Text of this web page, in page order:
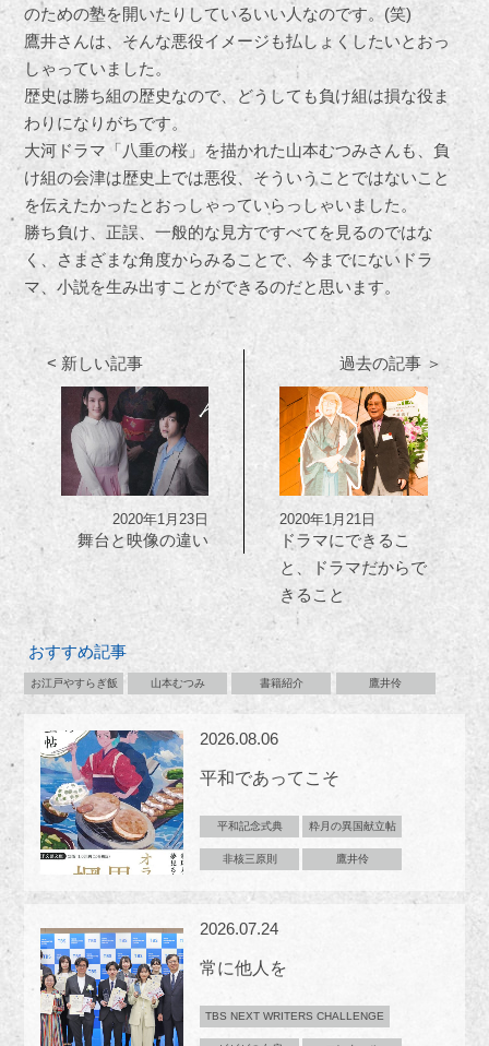
のための塾を開いたりしているいい人なのです。(笑)
鷹井さんは、そんな悪役イメージも払しょくしたいとおっ
しゃっていました。
歴史は勝ち組の歴史なので、どうしても負け組は損な役ま
わりになりがちです。
大河ドラマ「八重の桜」を描かれた山本むつみさんも、負
け組の会津は歴史上では悪役、そういうことではないこと
を伝えたかったとおっしゃっていらっしゃいました。
勝ち負け、正誤、一般的な見方ですべてを見るのではな
く、さまざまな角度からみることで、今までにないドラ
マ、小説を生み出すことができるのだと思います。
< 新しい記事
2020年1月23日
舞台と映像の違い
過去の記事 ＞
2020年1月21日
ドラマにできるこ
と、ドラマだからで
きること
おすすめ記事
お江戸やすらぎ飯 山本むつみ 書籍紹介 鷹井伶
2026.08.06
平和であってこそ
平和記念式典 粋月の異国献立帖
非核三原則 鷹井伶
2026.07.24
常に他人を
TBS NEXT WRITERS CHALLENGE